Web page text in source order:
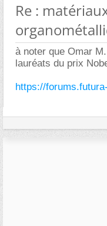
Re :
à noter que Omar
lauréats du prix
https://